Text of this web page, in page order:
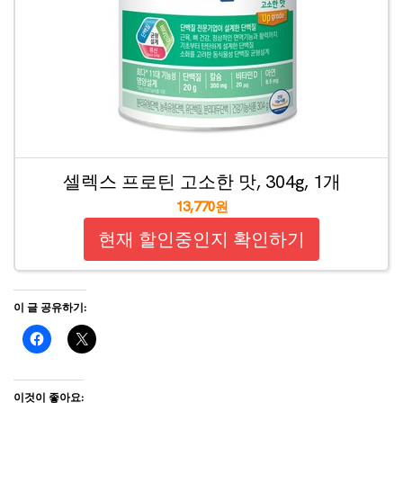
셀렉스 프로틴 고소한 맛, 304g, 1개
13,770원
현재 할인중인지 확인하기
이 글 공유하기:
이것이 좋아요: